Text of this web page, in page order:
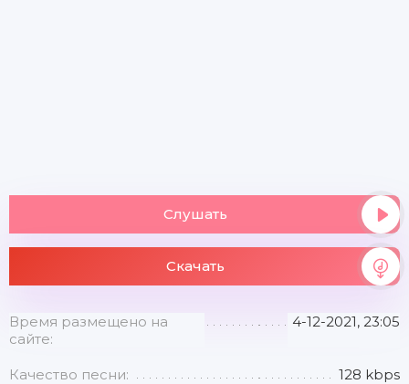
Слушать
Скачать
Время размещено на
сайте:
4-12-2021, 23:05
Качество песни: 128 kbps